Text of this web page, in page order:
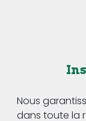
Nous
dans toute la